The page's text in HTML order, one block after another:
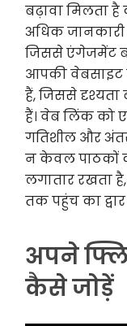
बढ़ावा मिलता है
अधिक
जिससे एंगेजमेंट
आपकी वेबसाइट
हैं, जिससे
हैं। वेब लिंक
गतिशील और
न केवल पाठकों
लगातार रखता
तक पहुंच का
अपने
कैसे जोड़ें